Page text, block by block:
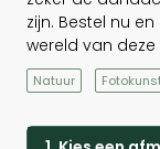
zijn. Bestel nu
wereld van
Natuur